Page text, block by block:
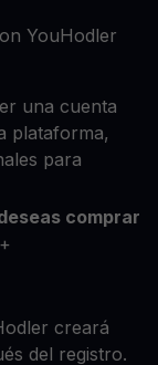
YouHodler
una cuenta
plataforma,
para
comprar
creará
del registro.